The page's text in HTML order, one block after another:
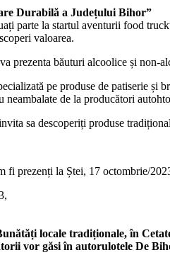
Durabilă a Județului Bihor”
parte la startul aventurii food
valoarea.
prezenta băuturi alcoolice și non-
pe produse de patiserie și
neambalate de la producători
sa descoperiți produse
fi prezenți la Ștei, 17 octombrie/
locale tradiționale, în
vor găsi în autorulotele De